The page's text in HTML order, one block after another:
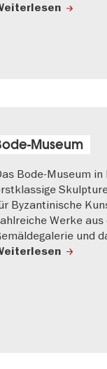
Museum
Bode-Museum
Byzantinische
Werke
und